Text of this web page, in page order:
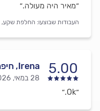
״מאיר היה מעולה.״
העבודות שבוצעו: החלפת שקע,
5.00 Irena, חיפה
28 במאי, 2026
״Ok.״